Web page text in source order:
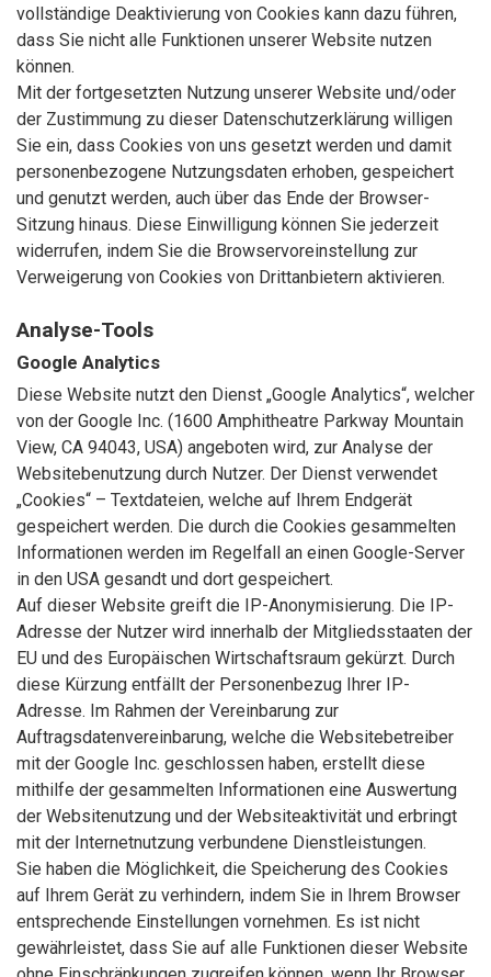
vollständige Deaktivierung von Cookies kann dazu führen,
dass Sie nicht alle Funktionen unserer Website nutzen
können.
Mit der fortgesetzten Nutzung unserer Website und/oder
der Zustimmung zu dieser Datenschutzerklärung willigen
Sie ein, dass Cookies von uns gesetzt werden und damit
personenbezogene Nutzungsdaten erhoben, gespeichert
und genutzt werden, auch über das Ende der Browser-
Sitzung hinaus. Diese Einwilligung können Sie jederzeit
widerrufen, indem Sie die Browservoreinstellung zur
Verweigerung von Cookies von Drittanbietern aktivieren.
Analyse-Tools
Google Analytics
Diese Website nutzt den Dienst „Google Analytics“, welcher
von der Google Inc. (1600 Amphitheatre Parkway Mountain
View, CA 94043, USA) angeboten wird, zur Analyse der
Websitebenutzung durch Nutzer. Der Dienst verwendet
„Cookies“ – Textdateien, welche auf Ihrem Endgerät
gespeichert werden. Die durch die Cookies gesammelten
Informationen werden im Regelfall an einen Google-Server
in den USA gesandt und dort gespeichert.
Auf dieser Website greift die IP-Anonymisierung. Die IP-
Adresse der Nutzer wird innerhalb der Mitgliedsstaaten der
EU und des Europäischen Wirtschaftsraum gekürzt. Durch
diese Kürzung entfällt der Personenbezug Ihrer IP-
Adresse. Im Rahmen der Vereinbarung zur
Auftragsdatenvereinbarung, welche die Websitebetreiber
mit der Google Inc. geschlossen haben, erstellt diese
mithilfe der gesammelten Informationen eine Auswertung
der Websitenutzung und der Websiteaktivität und erbringt
mit der Internetnutzung verbundene Dienstleistungen.
Sie haben die Möglichkeit, die Speicherung des Cookies
auf Ihrem Gerät zu verhindern, indem Sie in Ihrem Browser
entsprechende Einstellungen vornehmen. Es ist nicht
gewährleistet, dass Sie auf alle Funktionen dieser Website